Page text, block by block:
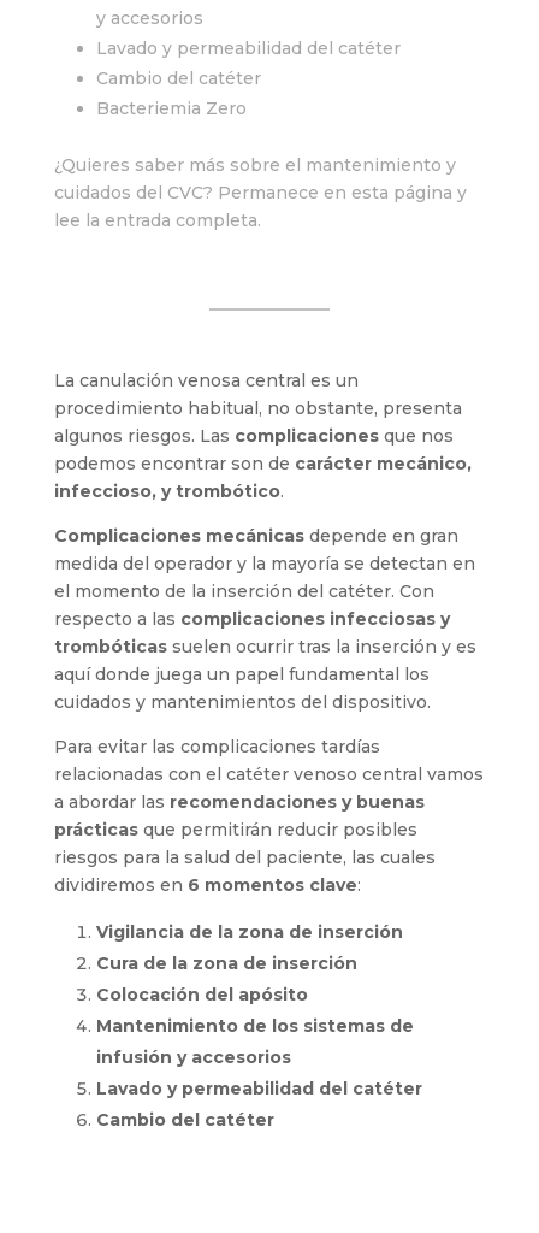
y accesorios
Lavado y permeabilidad del catéter
Cambio del catéter
Bacteriemia Zero
¿Quieres saber más sobre el mantenimiento y
cuidados del CVC? Permanece en esta página y
lee la entrada completa.
La canulación venosa central es un
procedimiento habitual, no obstante, presenta
algunos riesgos. Las complicacionesque nos
podemos encontrar son de carácter mecánico,
infeccioso, y trombótico.
Complicaciones mecánicas depende en gran
medida del operador y la mayoría se detectan en
el momento de la inserción del catéter. Con
respecto a las complicaciones infecciosas y
trombóticas suelen ocurrir tras la inserción y es
aquí donde juega un papel fundamental los
cuidados y mantenimientos del dispositivo.
Para evitar las complicaciones tardías
relacionadas con el catéter venoso central vamos
a abordar las recomendaciones y buenas
prácticasque permitirán reducir posibles
riesgos para la salud del paciente, las cuales
dividiremos en 6 momentos clave:
Vigilancia de la zona de inserción
Cura de la zona de inserción
Colocación del apósito
Mantenimiento de los sistemas de
infusión y accesorios
Lavado y permeabilidad del catéter
Cambio del catéter